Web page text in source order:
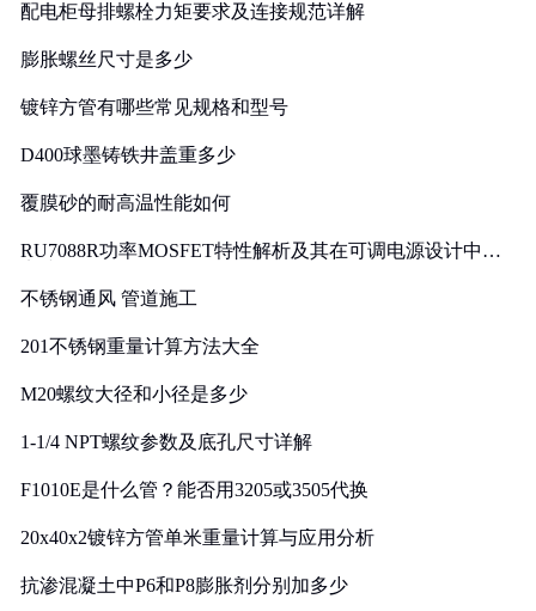
配电柜母排螺栓力矩要求及连接规范详解
膨胀螺丝尺寸是多少
镀锌方管有哪些常见规格和型号
D400球墨铸铁井盖重多少
覆膜砂的耐高温性能如何
RU7088R功率MOSFET特性解析及其在可调电源设计中的
不锈钢通风 管道施工
201不锈钢重量计算方法大全
M20螺纹大径和小径是多少
1-1/4 NPT螺纹参数及底孔尺寸详解
F1010E是什么管？能否用3205或3505代换
20x40x2镀锌方管单米重量计算与应用分析
抗渗混凝土中P6和P8膨胀剂分别加多少